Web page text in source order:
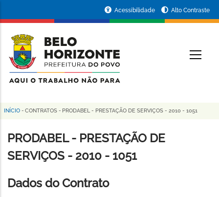
conteúdo
principal
da
Prefeitura
de
Horizonte
Acessibilidade Alto Contraste
Trilha
de
navegação
INÍCIO - CONTRATOS - PRODABEL - PRESTAÇÃO DE SERVIÇOS - 2010 - 1051
PRODABEL - PRESTAÇÃO DE
SERVIÇOS - 2010 - 1051
Dados do Contrato